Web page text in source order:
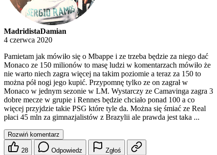
MadridistaDamian
4 czerwca 2020
Pamietam jak mówiło się o Mbappe i ze trzeba będzie za niego dać
Monaco ze 150 milionów to masę ludzi w komentarzach mówiło że
nie warto niech zagra więcej na takim poziomie a teraz za 150 to
można pół nogi jego kupić. Przypomnę tylko ze on zagrał w
Monaco w jednym sezonie w LM. Wystarczy ze Camavinga zagra 3
dobre mecze w grupie i Rennes będzie chciało ponad 100 a co
więcej przyjdzie takie PSG które tyle da. Można się śmiać ze Real
płaci 45 mln za gimnazjalistów z Brazylii ale prawda jest taka ...
Rozwiń komentarz
28 Odpowiedz Zgłoś